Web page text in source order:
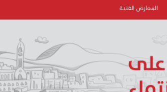
المعارض الفنية